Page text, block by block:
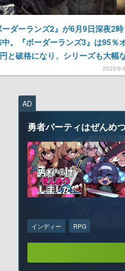
ーダーランズ2』が6月9日深夜2
。『ボーダーランズ3』は95％
と破格になり、シリーズも大幅
。なお、新作『ボーダーランズ4
2025年
AD
勇者パーティはぜんめ
インディー RPG